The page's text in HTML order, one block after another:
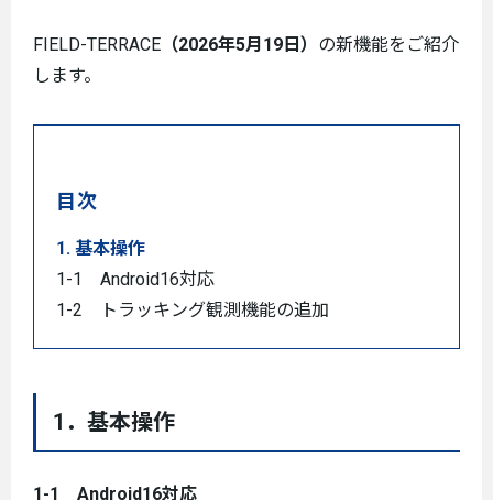
FIELD-TERRACE （2026年5月19日） の新機能をご紹介
します。
目次
1. 基本操作
1-1 Android16対応
1-2 トラッキング観測機能の追加
1．基本操作
1-1 Android16対応